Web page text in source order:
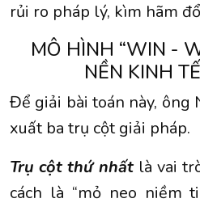
rủi ro pháp lý, kìm hãm
MÔ HÌNH “WIN -
NỀN KINH
Để giải bài toán này, ông
xuất ba trụ cột giải pháp.
Trụ cột thứ nhất là vai
cách là “mỏ neo niềm